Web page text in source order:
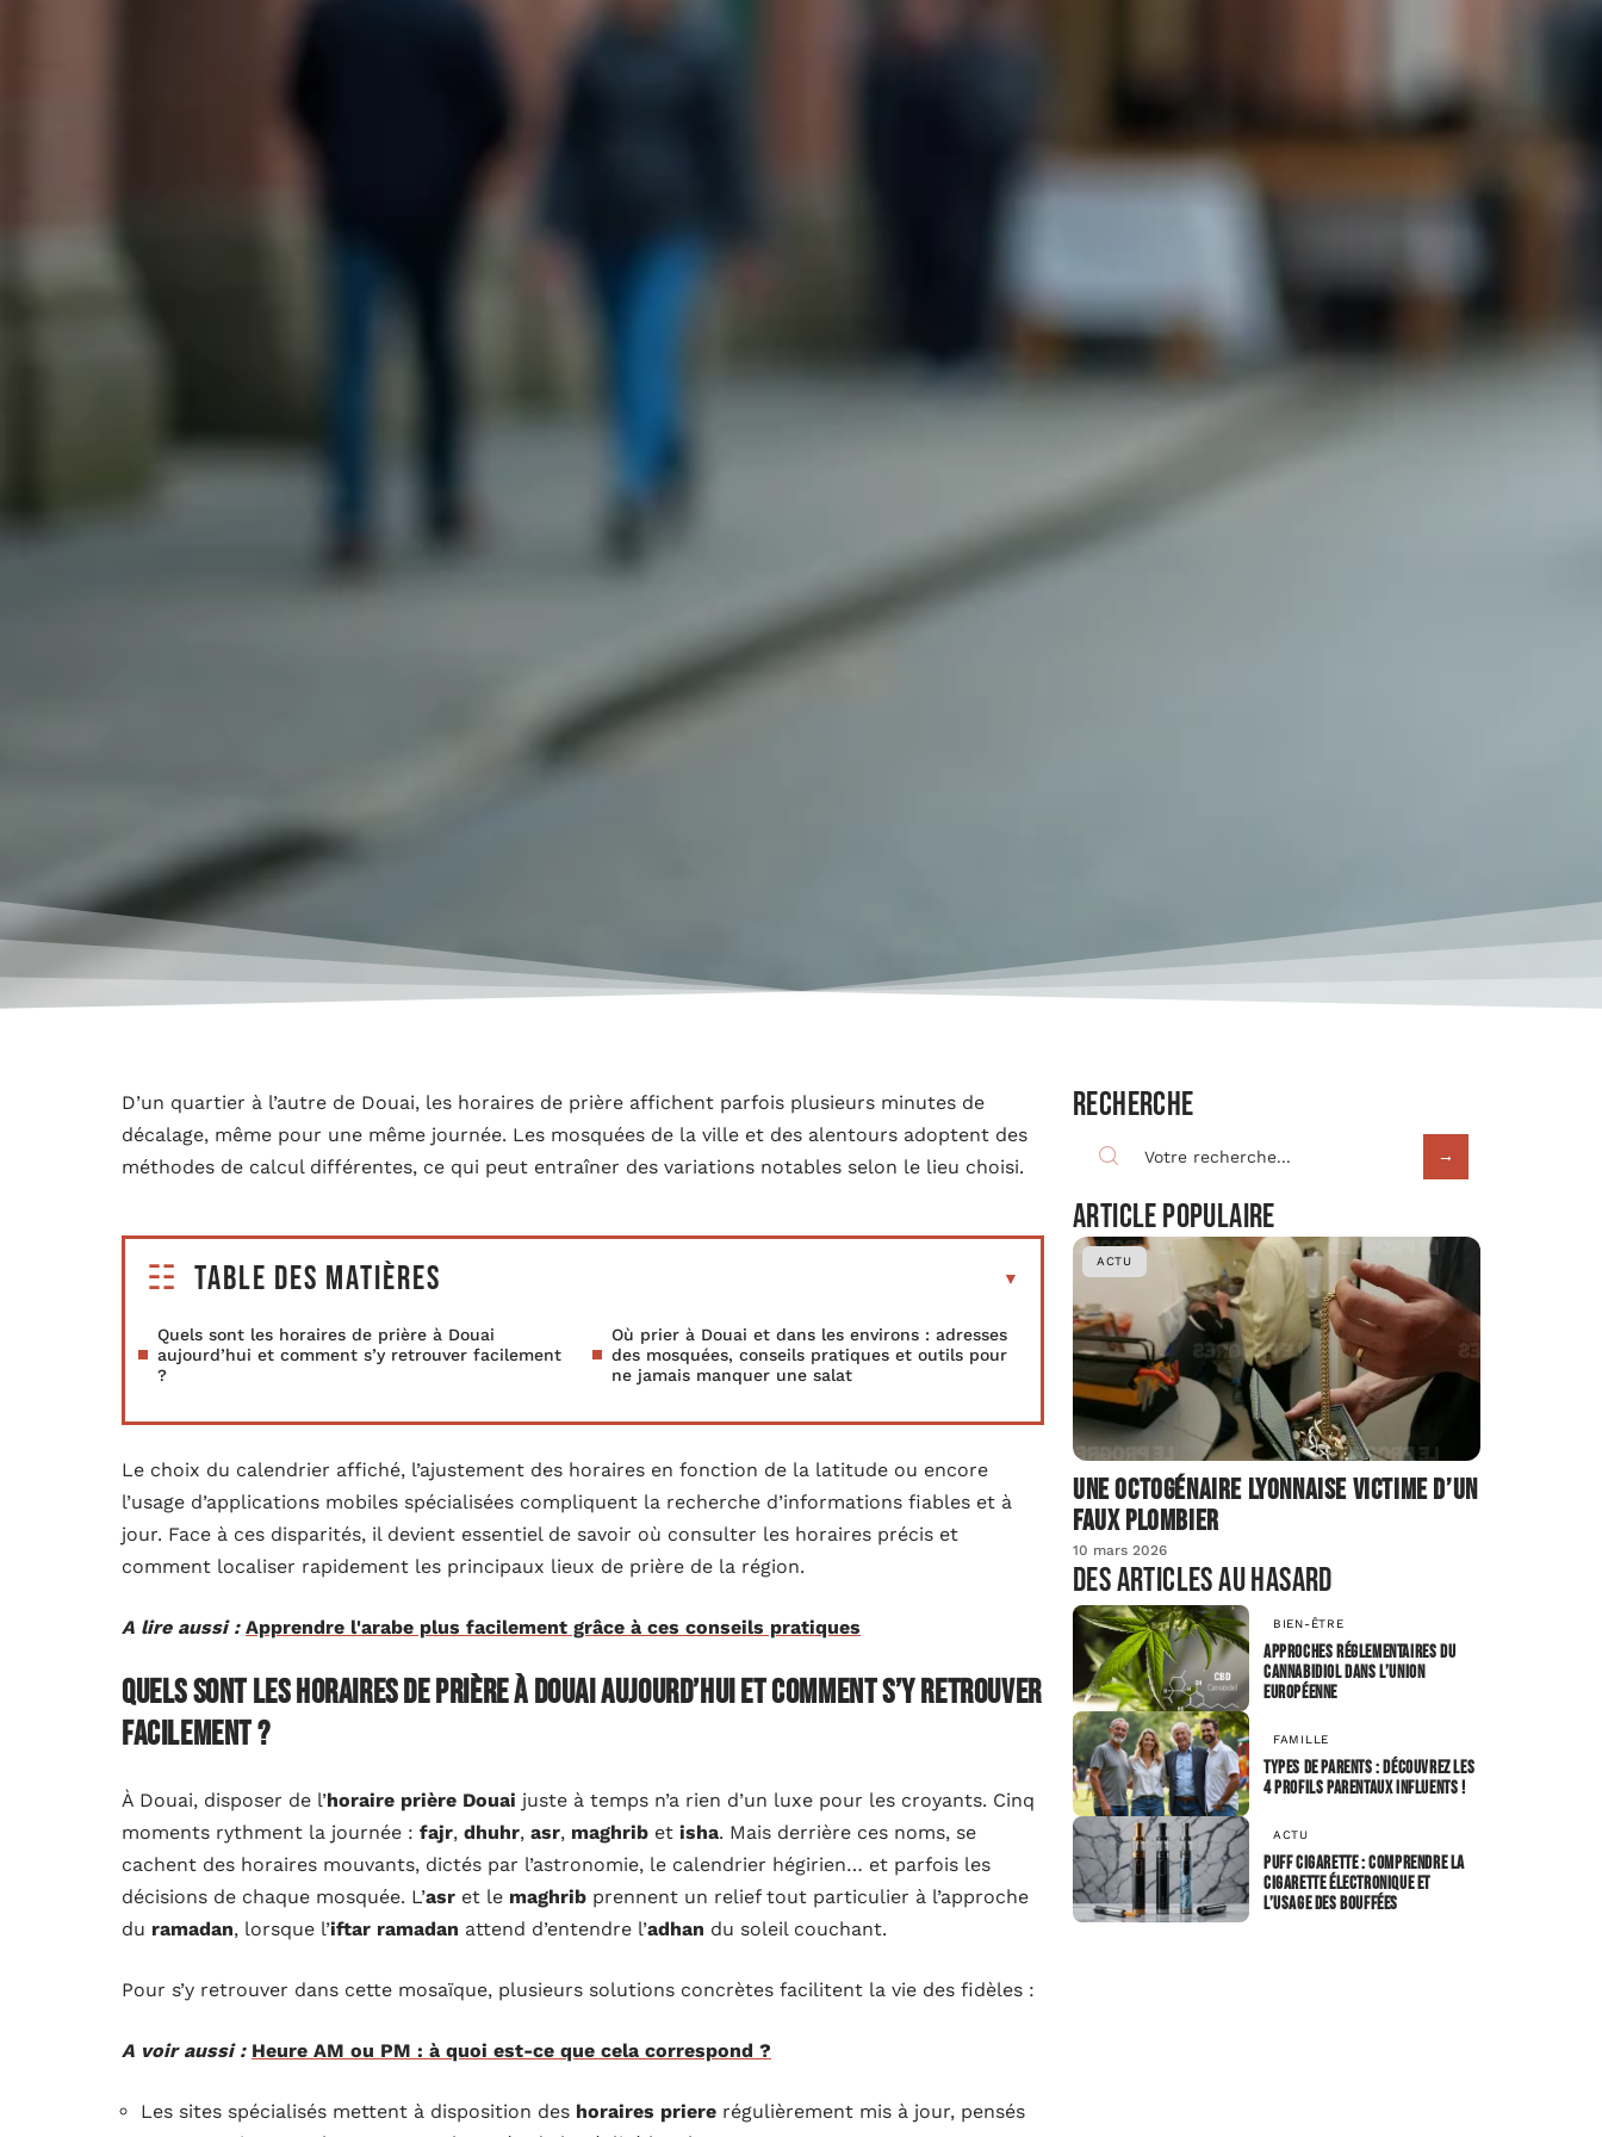
D’un quartier à l’autre de Douai, les horaires de prière affichent parfois plusieurs minutes de
décalage, même pour une même journée. Les mosquées de la ville et des alentours adoptent des
méthodes de calcul différentes, ce qui peut entraîner des variations notables selon le lieu choisi.
Table des matières
Quels sont les horaires de prière à Douai
aujourd’hui et comment s’y retrouver facilement
?
Où prier à Douai et dans les environs : adresses
des mosquées, conseils pratiques et outils pour
ne jamais manquer une salat
Le choix du calendrier affiché, l’ajustement des horaires en fonction de la latitude ou encore
l’usage d’applications mobiles spécialisées compliquent la recherche d’informations fiables et à
jour. Face à ces disparités, il devient essentiel de savoir où consulter les horaires précis et
comment localiser rapidement les principaux lieux de prière de la région.
A lire aussi : Apprendre l'arabe plus facilement grâce à ces conseils pratiques
Quels sont les horaires de prière à Douai aujourd’hui et comment s’y retrouver
facilement ?
À Douai, disposer de l’horaire prière Douai juste à temps n’a rien d’un luxe pour les croyants. Cinq
moments rythment la journée : fajr, dhuhr, asr, maghrib et isha. Mais derrière ces noms, se
cachent des horaires mouvants, dictés par l’astronomie, le calendrier hégirien… et parfois les
décisions de chaque mosquée. L’asr et le maghrib prennent un relief tout particulier à l’approche
du ramadan, lorsque l’iftar ramadan attend d’entendre l’adhan du soleil couchant.
Pour s’y retrouver dans cette mosaïque, plusieurs solutions concrètes facilitent la vie des fidèles :
A voir aussi : Heure AM ou PM : à quoi est-ce que cela correspond ?
Les sites spécialisés mettent à disposition des horaires priere régulièrement mis à jour, pensés
Recherche
Article populaire
ACTU
Une octogénaire lyonnaise victime d’un
faux plombier
10 mars 2026
Des articles au hasard
BIEN-ÊTRE
Approches réglementaires du
cannabidiol dans l’Union
européenne
FAMILLE
Types de parents : découvrez les
4 profils parentaux influents !
ACTU
Puff cigarette : comprendre la
cigarette électronique et
l’usage des bouffées